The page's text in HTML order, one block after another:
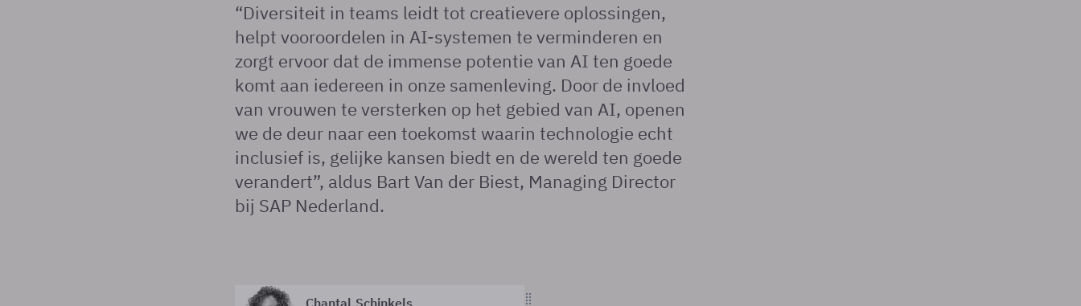
“Diversiteit in teams leidt tot creatievere oplossingen,
helpt vooroordelen in AI-systemen te verminderen en
zorgt ervoor dat de immense potentie van AI ten goede
komt aan iedereen in onze samenleving. Door de invloed
van vrouwen te versterken op het gebied van AI, openen
we de deur naar een toekomst waarin technologie echt
inclusief is, gelijke kansen biedt en de wereld ten goede
verandert”, aldus Bart Van der Biest, Managing Director
bij SAP Nederland.
Chantal Schinkels